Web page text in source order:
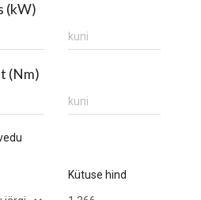
(kW)
(Nm)
Kütuse hind